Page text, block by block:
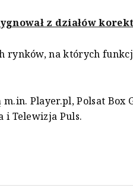
z działów
rynków, na których
Player.pl, Polsat Box
i Telewizja Puls.